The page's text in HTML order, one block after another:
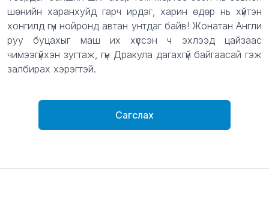
шөнийн харанхуйд гарч ирдэг, харин өдөр нь хүйтэн
хонгилд гүн нойронд автан унтдаг байв! Жонатан Англи
руу буцахыг маш их хүссэн ч эхлээд цайзаас
чимээгүйхэн зугтаж, гүн Дракула дагахгүй байгаасай гэж
залбирах хэрэгтэй.
Сагслах